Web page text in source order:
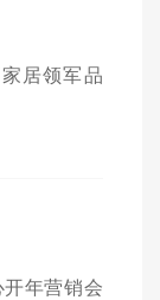
居领军品
年营销会